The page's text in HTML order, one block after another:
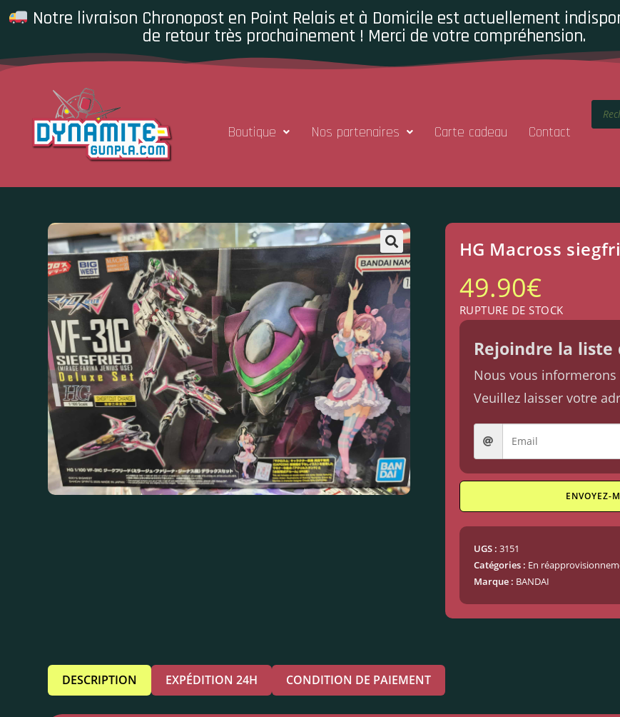
Notre livraison Chronopost en Point Relais et à Domicile est actuellement
de retour très prochainement ! Merci de votre compréhension.
Boutique Nos partenaires Carte cadeau Contact
HG Macross
49.90€
RUPTURE DE STOCK
Rejoindre la
Nous vous
Veuillez laisser votre
ENVOYEZ-
UGS : 3151
Catégories : En
Marque : BANDAI
DESCRIPTION EXPÉDITION 24H CONDITION DE PAIEMENT